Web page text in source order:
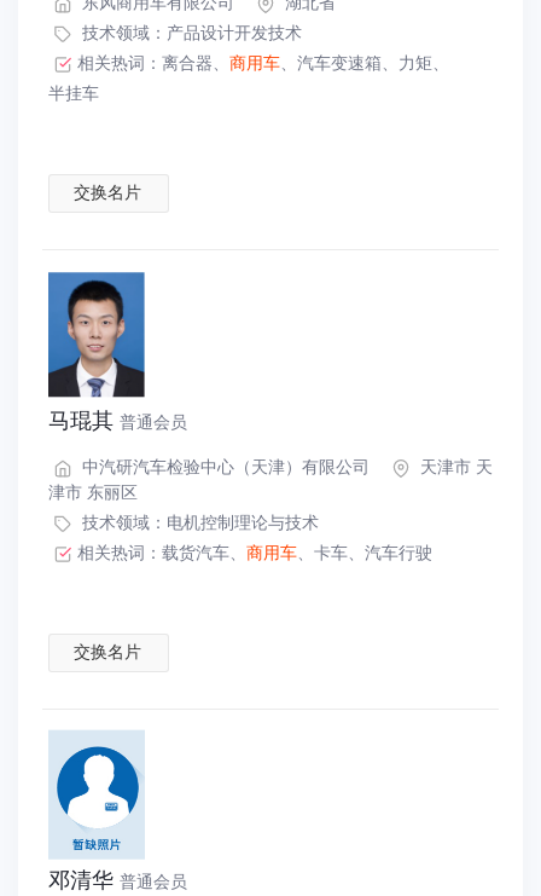
技术领域： 产品设计开发技术
相关热词： 离合器、 商用车、 汽车变速箱、 力矩、
半挂车
交换名片
马琨其 普通会员
中汽研汽车检验中心（天津）有限公司
天津市 天
津市 东丽区
技术领域： 电机控制理论与技术
相关热词： 载货汽车、 商用车、 卡车、 汽车行驶
交换名片
邓清华 普通会员